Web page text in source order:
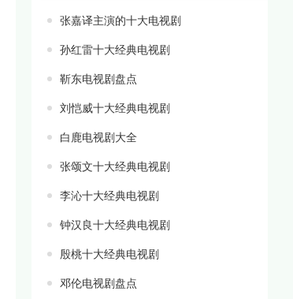
张嘉译主演的十大电视剧
孙红雷十大经典电视剧
靳东电视剧盘点
刘恺威十大经典电视剧
白鹿电视剧大全
张颂文十大经典电视剧
李沁十大经典电视剧
钟汉良十大经典电视剧
殷桃十大经典电视剧
邓伦电视剧盘点